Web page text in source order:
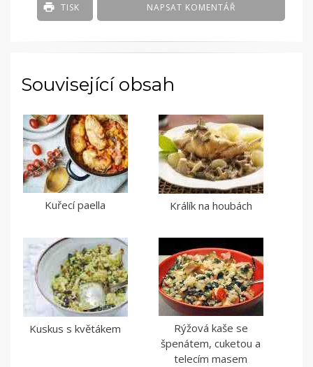
NAPSAT KOMENTÁŘ
TISK
Související obsah
Kuřecí paella Králík na houbách
Kuskus s květákem
Rýžová kaše se
špenátem, cuketou a
telecím masem